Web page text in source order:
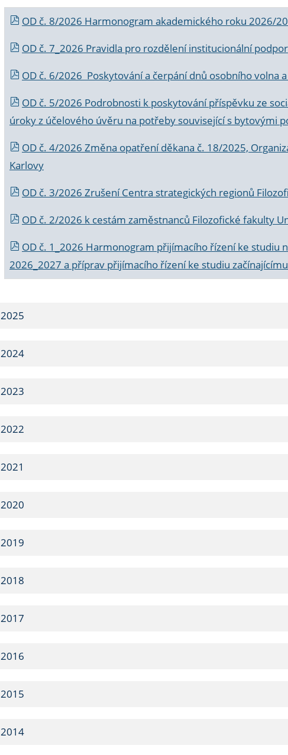
OD č. 8/2026 Harmonogram akademického roku 2026/
OD č. 7_2026 Pravidla pro rozdělení institucionální
OD č. 6/2026 Poskytování a čerpání dnů osobního volna
OD č. 5/2026 Podrobnosti k poskytování příspěvku ze
úroky z účelového úvěru na potřeby související s bytovými
OD č. 4/2026 Změna opatření děkana č. 18/2025,
Karlovy
OD č. 3/2026 Zrušení Centra strategických regionů
OD č. 2/2026 k cestám zaměstnanců Filozofické fakulty
OD č. 1_2026 Harmonogram přijímacího řízení ke studiu
2026_2027 a příprav přijímacího řízení ke studiu
2025
2024
2023
2022
2021
2020
2019
2018
2017
2016
2015
2014